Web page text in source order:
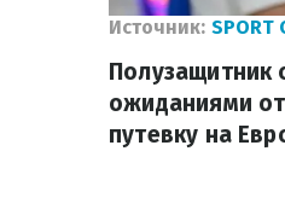
Источник: SPORT
Полузащитник
ожиданиями
путевку на